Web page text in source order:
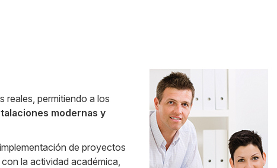
Side
Banner
reales, permitiendo a los
modernas y
de proyectos
la actividad académica,